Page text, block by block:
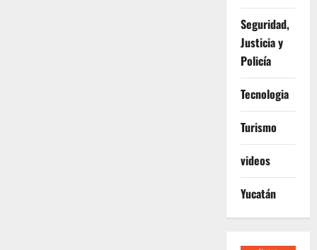
Seguridad,
Justicia y
Policía
Tecnologia
Turismo
videos
Yucatán